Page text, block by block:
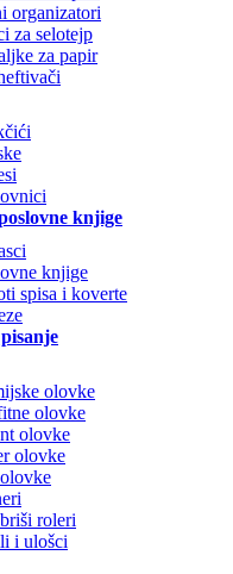
organizatori
za selotejp
za papir
knjige
knjige
spisa i koverte
olovke
olovke
olovke
olovke
roleri
i ulošci